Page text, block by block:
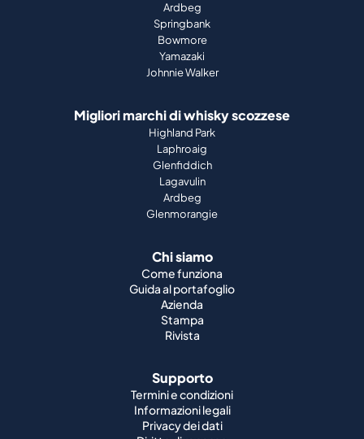
Ardbeg
Springbank
Bowmore
Yamazaki
Johnnie Walker
Migliori marchi di whisky scozzese
Highland Park
Laphroaig
Glenfiddich
Lagavulin
Ardbeg
Glenmorangie
Chi siamo
Come funziona
Guida al portafoglio
Azienda
Stampa
Rivista
Supporto
Termini e condizioni
Informazioni legali
Privacy dei dati